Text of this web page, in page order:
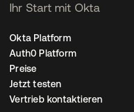
Ihr Start mit Okta
Okta Platform
Auth0 Platform
Preise
Jetzt testen
Vertrieb kontaktieren